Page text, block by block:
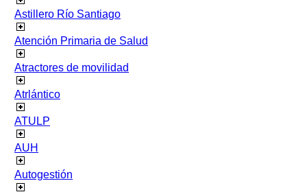
Astillero Río Santiago
Atención Primaria de Salud
Atractores de movilidad
Atrlántico
ATULP
AUH
Autogestión